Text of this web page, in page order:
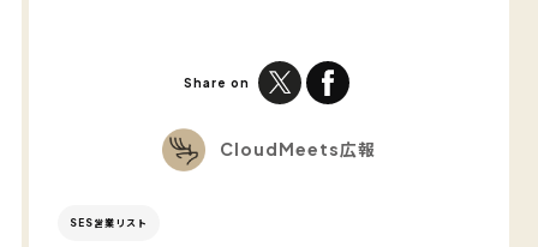
Share on
CloudMeets広報
SES営業リスト